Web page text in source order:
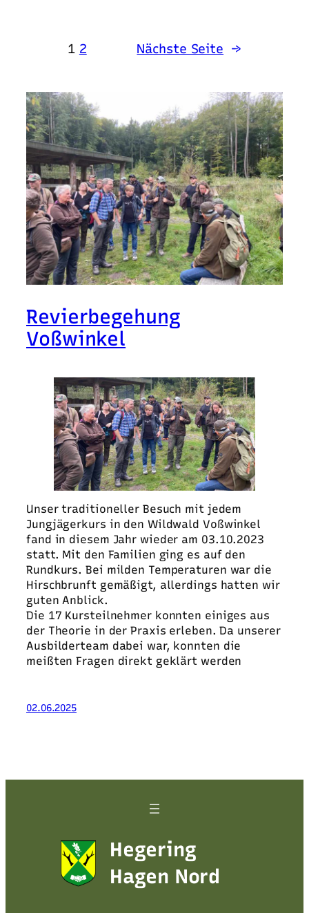
1 2 Nächste Seite →
Revierbegehung
Voßwinkel
Unser traditioneller Besuch mit jedem
Jungjägerkurs in den Wildwald Voßwinkel
fand in diesem Jahr wieder am 03.10.2023
statt. Mit den Familien ging es auf den
Rundkurs. Bei milden Temperaturen war die
Hirschbrunft gemäßigt, allerdings hatten wir
guten Anblick.
Die 17 Kursteilnehmer konnten einiges aus
der Theorie in der Praxis erleben. Da unserer
Ausbilderteam dabei war, konnten die
meißten Fragen direkt geklärt werden
02.06.2025
Hegering
Hagen Nord